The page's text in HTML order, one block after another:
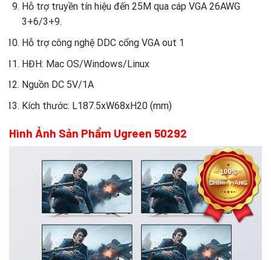
Hỗ trợ truyền tín hiệu đến 25M qua cáp VGA 26AWG
3+6/3+9.
Hỗ trợ công nghệ DDC cổng VGA out 1
HĐH: Mac OS/Windows/Linux
Nguồn DC 5V/1A
Kích thước: L187.5xW68xH20 (mm)
Hình Ảnh Sản Phẩm Ugreen 50292